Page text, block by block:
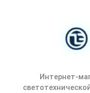
Интернет-